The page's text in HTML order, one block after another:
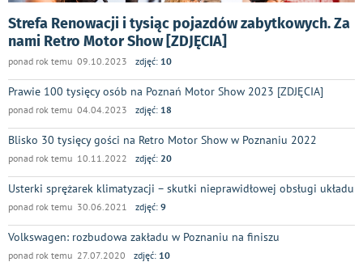
Strefa Renowacji i tysiąc pojazdów zabytkowych. Za
nami Retro Motor Show [ZDJĘCIA]
ponad rok temu 09.10.2023 zdjęć: 10
Prawie 100 tysięcy osób na Poznań Motor Show 2023 [ZDJĘCIA]
ponad rok temu 04.04.2023 zdjęć: 18
Blisko 30 tysięcy gości na Retro Motor Show w Poznaniu 2022
ponad rok temu 10.11.2022 zdjęć: 20
Usterki sprężarek klimatyzacji – skutki nieprawidłowej obsługi układu
ponad rok temu 30.06.2021 zdjęć: 9
Volkswagen: rozbudowa zakładu w Poznaniu na finiszu
ponad rok temu 27.07.2020 zdjęć: 10